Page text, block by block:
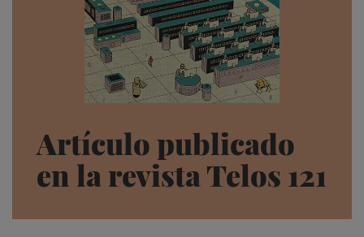
Artículo publicado
en la revista Telos 121